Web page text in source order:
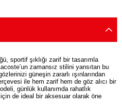
sportif şıklığı zarif bir tasarımla
zamansız stilini yansıtan bu
güneşin zararlı ışınlarından
ile hem zarif hem de göz alıcı bir
günlük kullanımda rahatlık
de ideal bir aksesuar olarak öne